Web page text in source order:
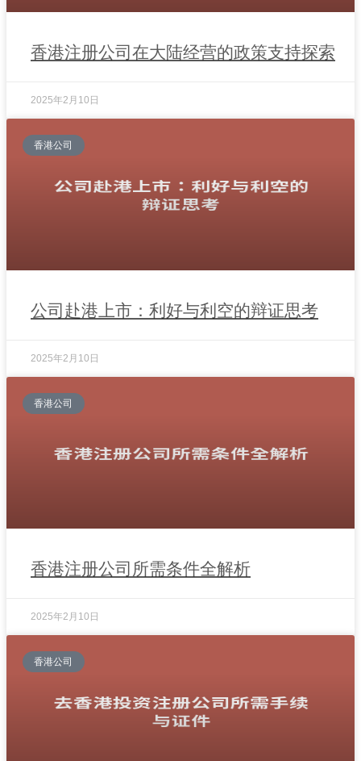
香港注册公司在大陆经营的政策支持探索
2025年2月10日
香港公司
公司赴港上市：利好与利空的辩证思考
2025年2月10日
香港公司
香港注册公司所需条件全解析
2025年2月10日
香港公司